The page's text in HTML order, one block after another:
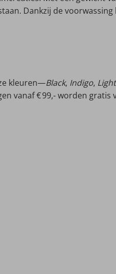
Dankzij de
kleuren—Black, Indigo,
vanaf € 99,- worden